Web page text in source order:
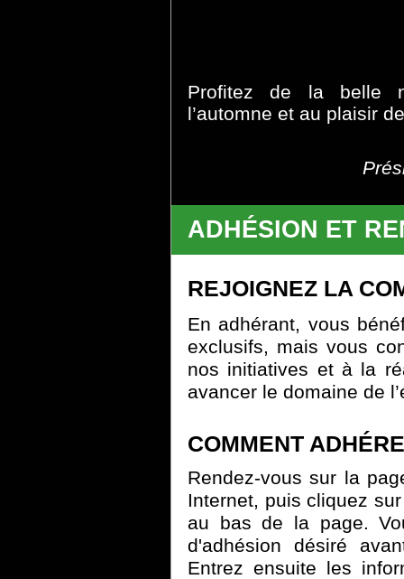
Profitez de la belle
l’automne et au plaisir
ADHÉSION ET
REJOIGNEZ LA
En adhérant, vous
exclusifs, mais vous
nos initiatives et à la
avancer le domaine de
COMMENT
Rendez-vous sur la
Internet, puis cliquez
au bas de la page.
d'adhésion désiré
Entrez ensuite les